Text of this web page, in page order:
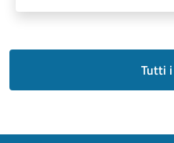
Tutti